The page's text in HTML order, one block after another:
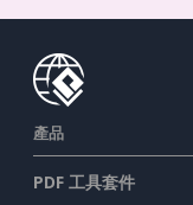
產品
PDF 工具套件